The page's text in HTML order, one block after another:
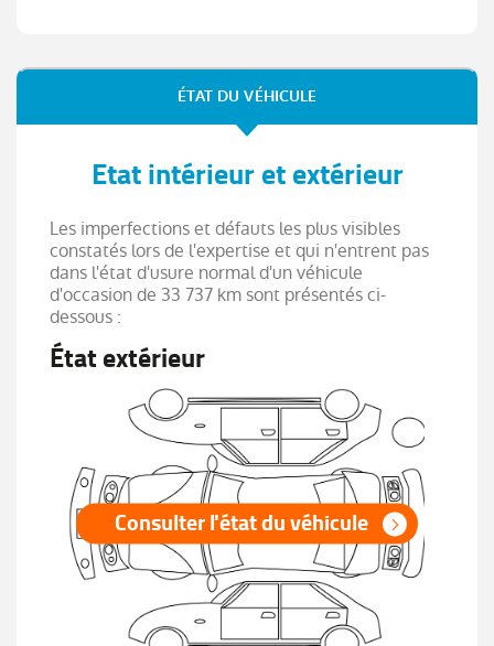
Renault Multi-sense
Répétiteurs de clignotant intégrés aux
rétroviseurs
Rétroviseur intérieur électrochrome
Rétroviseurs extérieurs dégivrants, réglables et
rabattables électriquement
Sellerie textile enduit grainé-tissu Noir Titane
Sièges AV réglable en hauteur
Système de surveillance de la pression des
pneus
Système ISOFIX (i-Size) aux places AR
Tableau de bord avec écran numérique et
personnalisable 10"
Vitres et lunette AR surteintées
Volant gainé en textile enduit grainé Soft
Touch
ÉTAT DU VÉHICULE
Etat intérieur et extérieur
Les imperfections et défauts les plus visibles
constatés lors de l'expertise et qui n'entrent pas
dans l'état d'usure normal d'un véhicule
d'occasion de 33 737 km sont présentés ci-
dessous :
État extérieur
Consulter l'état du véhicule